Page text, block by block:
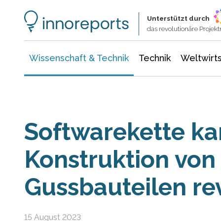
Unterstützt durch
das revolutionäre
Wissenschaft & Technik Technik
Softwarekette
Konstruktion von
Gussbauteilen
15 August 2023